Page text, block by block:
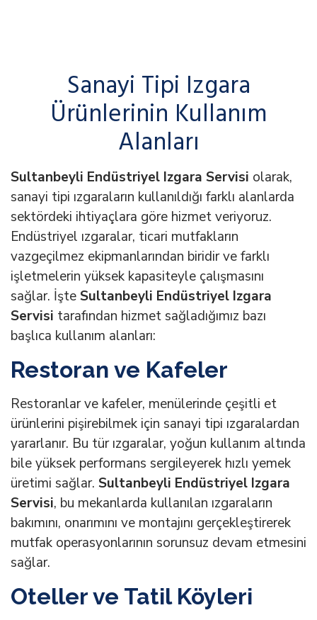
Sanayi Tipi Izgara
Ürünlerinin Kullanım
Alanları
Sultanbeyli Endüstriyel Izgara Servisi olarak,
sanayi tipi ızgaraların kullanıldığı farklı alanlarda
sektördeki ihtiyaçlara göre hizmet veriyoruz.
Endüstriyel ızgaralar, ticari mutfakların
vazgeçilmez ekipmanlarından biridir ve farklı
işletmelerin yüksek kapasiteyle çalışmasını
sağlar. İşteSultanbeyli Endüstriyel Izgara
Servisi tarafından hizmet sağladığımız bazı
başlıca kullanım alanları:
Restoran ve Kafeler
Restoranlar ve kafeler, menülerinde çeşitli et
ürünlerini pişirebilmek için sanayi tipi ızgaralardan
yararlanır. Bu tür ızgaralar, yoğun kullanım altında
bile yüksek performans sergileyerek hızlı yemek
üretimi sağlar. Sultanbeyli Endüstriyel Izgara
Servisi, bu mekanlarda kullanılan ızgaraların
bakımını, onarımını ve montajını gerçekleştirerek
mutfak operasyonlarının sorunsuz devam etmesini
sağlar.
Oteller ve Tatil Köyleri